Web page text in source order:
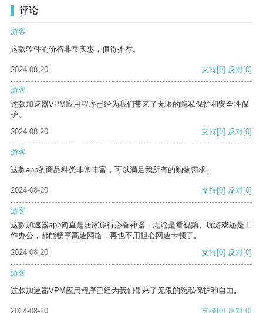
评论
游客
这款软件的价格非常实惠，值得推荐。
2024-08-20 支持[0] 反对[0]
游客
这款加速器VPM应用程序已经为我们带来了无限的隐私保护和安全性保
护。
2024-08-20
支持[0] 反对[0]
游客
这款app的商品种类非常丰富，可以满足我所有的购物需求。
2024-08-20 支持[0] 反对[0]
游客
这款加速器app简直是居家旅行必备神器，无论是看视频、玩游戏还是工
作办公，都能畅享高速网络，再也不用担心网速卡顿了。
2024-08-20
支持[0] 反对[0]
游客
这款加速器VPM应用程序已经为我们带来了无限的隐私保护和自由。
2024-08-20 支持[0] 反对[0]